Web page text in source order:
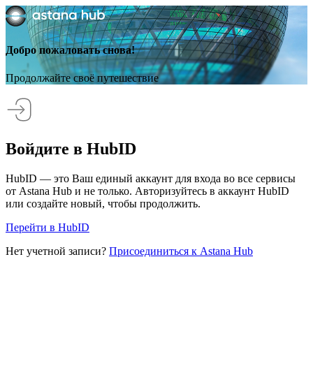
Добро пожаловать снова!
Продолжайте своё путешествие
Войдите в HubID
HubID — это Ваш единый аккаунт для входа во все сервисы
от Astana Hub и не только. Авторизуйтесь в аккаунт HubID
или создайте новый, чтобы продолжить.
Перейти в HubID
Нет учетной записи? Присоединиться к Astana Hub